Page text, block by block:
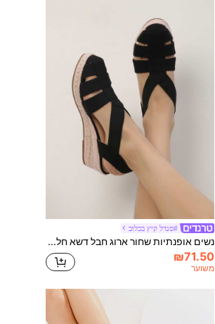
#סנדל קיץ בכלוב
נשים אופנתיות שחור ארוג חבל דשא חלול קז'ואל נעלי טריז
₪71.50
משוער